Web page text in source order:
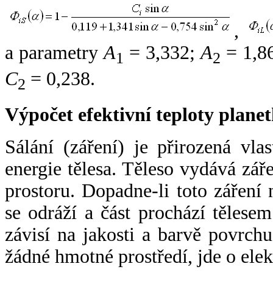
,
a parametryA1 = 3,332;A2 =
C2 = 0,238.
Výpočet efektivní teploty
Sálání (záření) je přirozená
energie tělesa. Těleso vydává
prostoru. Dopadne-li toto záření
se odráží a část prochází
závisí na jakosti a barvě
žádné hmotné prostředí, jde o